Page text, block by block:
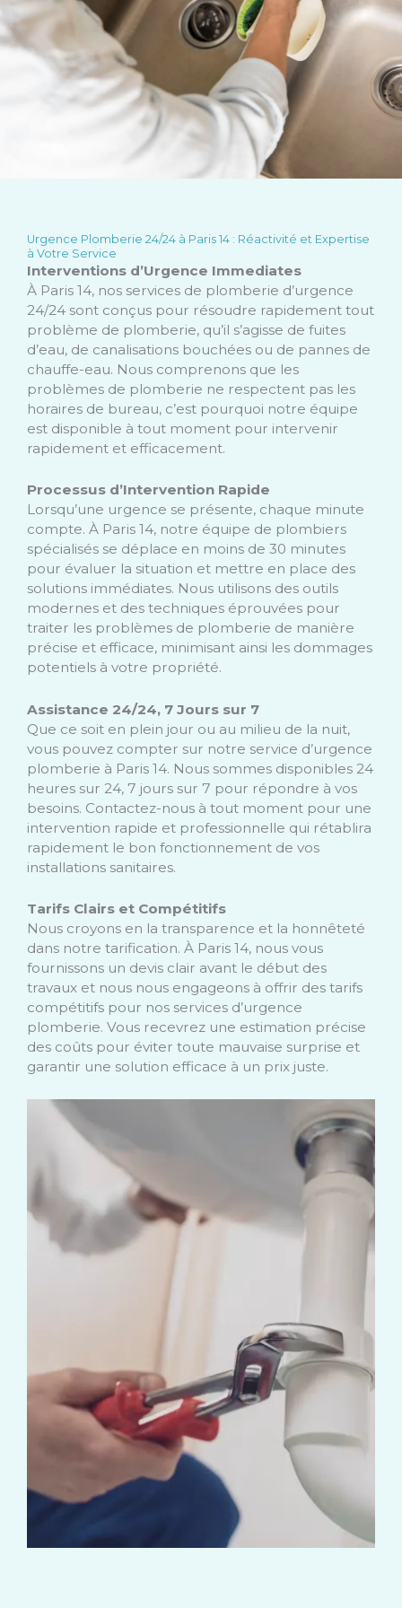
Urgence Plomberie 24/24 à Paris 14 : Réactivité et Expertise
à Votre Service
Interventions d’Urgence Immediates
À Paris 14, nos services de plomberie d’urgence
24/24 sont conçus pour résoudre rapidement tout
problème de plomberie, qu’il s’agisse de fuites
d’eau, de canalisations bouchées ou de pannes de
chauffe-eau. Nous comprenons que les
problèmes de plomberie ne respectent pas les
horaires de bureau, c’est pourquoi notre équipe
est disponible à tout moment pour intervenir
rapidement et efficacement.
Processus d’Intervention Rapide
Lorsqu’une urgence se présente, chaque minute
compte. À Paris 14, notre équipe de plombiers
spécialisés se déplace en moins de 30 minutes
pour évaluer la situation et mettre en place des
solutions immédiates. Nous utilisons des outils
modernes et des techniques éprouvées pour
traiter les problèmes de plomberie de manière
précise et efficace, minimisant ainsi les dommages
potentiels à votre propriété.
Assistance 24/24, 7 Jours sur 7
Que ce soit en plein jour ou au milieu de la nuit,
vous pouvez compter sur notre service d’urgence
plomberie à Paris 14. Nous sommes disponibles 24
heures sur 24, 7 jours sur 7 pour répondre à vos
besoins. Contactez-nous à tout moment pour une
intervention rapide et professionnelle qui rétablira
rapidement le bon fonctionnement de vos
installations sanitaires.
Tarifs Clairs et Compétitifs
Nous croyons en la transparence et la honnêteté
dans notre tarification. À Paris 14, nous vous
fournissons un devis clair avant le début des
travaux et nous nous engageons à offrir des tarifs
compétitifs pour nos services d’urgence
plomberie. Vous recevrez une estimation précise
des coûts pour éviter toute mauvaise surprise et
garantir une solution efficace à un prix juste.